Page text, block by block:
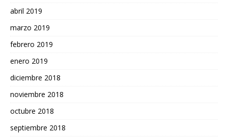
abril 2019
marzo 2019
febrero 2019
enero 2019
diciembre 2018
noviembre 2018
octubre 2018
septiembre 2018